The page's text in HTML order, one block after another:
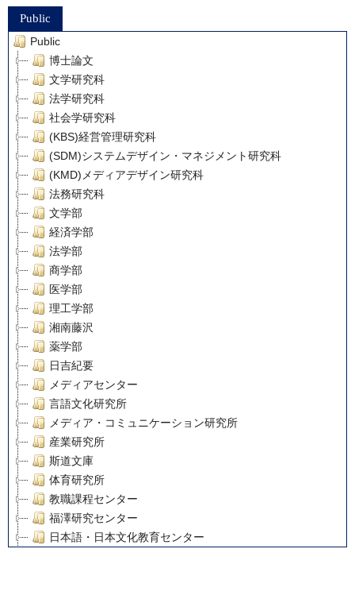
Public
Public
博士論文
文学研究科
法学研究科
社会学研究科
(KBS)経営管理研究科
(SDM)システムデザイン・マネジメント研究科
(KMD)メディアデザイン研究科
法務研究科
文学部
経済学部
法学部
商学部
医学部
理工学部
湘南藤沢
薬学部
日吉紀要
メディアセンター
言語文化研究所
メディア・コミュニケーション研究所
産業研究所
斯道文庫
体育研究所
教職課程センター
福澤研究センター
日本語・日本文化教育センター